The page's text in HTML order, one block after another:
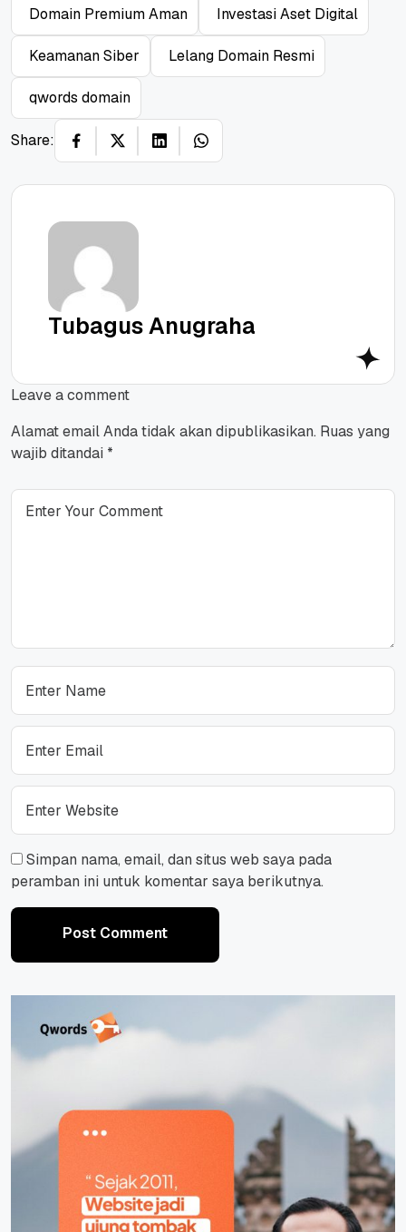
Domain Premium Aman Investasi Aset Digital
Keamanan Siber Lelang Domain Resmi
qwords domain
Share:
Tubagus Anugraha
Leave a comment
Alamat email Anda tidak akan dipublikasikan. Ruas yang
wajib ditandai *
Simpan nama, email, dan situs web saya pada
peramban ini untuk komentar saya berikutnya.
Post Comment